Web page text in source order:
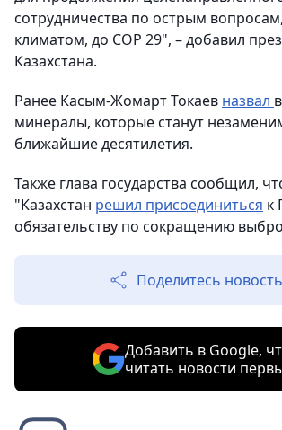
сотрудничества по острым
климатом, до СОР 29", – добавил
Казахстана.
Ранее Касым-Жомарт Токаев назвал
минералы, которые станут
ближайшие десятилетия.
Также глава государства сообщил,
"Казахстан решил присоединиться к
обязательству по сокращению
Поделитесь
Добавить в Google,
читать новости